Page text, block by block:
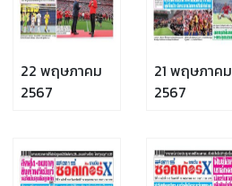
22 พฤษภาคม
2567
21 พฤษภาคม
2567